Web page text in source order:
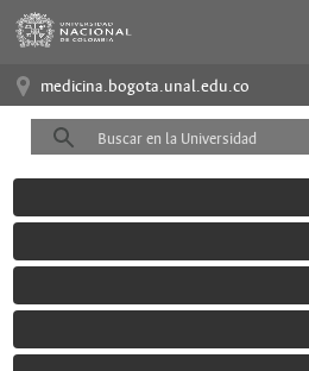
medicina.bogota.unal.edu.co